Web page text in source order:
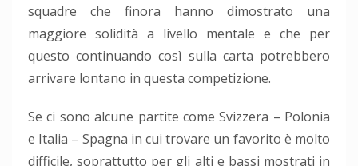
squadre che finora hanno dimostrato una
maggiore solidità a livello mentale e che per
questo continuando così sulla carta potrebbero
arrivare lontano in questa competizione.
Se ci sono alcune partite come Svizzera – Polonia
e Italia – Spagna in cui trovare un favorito è molto
difficile, soprattutto per gli alti e bassi mostrati in